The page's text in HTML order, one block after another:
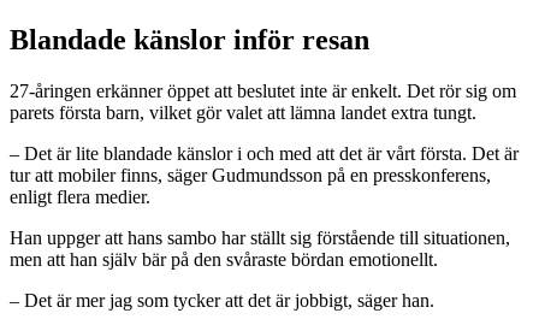
Blandade känslor inför resan
27-åringen erkänner öppet att beslutet inte är enkelt. Det rör sig om
parets första barn, vilket gör valet att lämna landet extra tungt.
– Det är lite blandade känslor i och med att det är vårt första. Det är
tur att mobiler finns, säger Gudmundsson på en presskonferens,
enligt flera medier.
Han uppger att hans sambo har ställt sig förstående till situationen,
men att han själv bär på den svåraste bördan emotionellt.
– Det är mer jag som tycker att det är jobbigt, säger han.